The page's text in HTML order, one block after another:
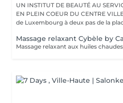
UN INSTITUT DE BEAUTÉ AU
EN PLEIN COEUR DU CENTRE VILLE Situé en plein centre
de Luxembourg à deux pas de la
Massage relaxant Cybèle by